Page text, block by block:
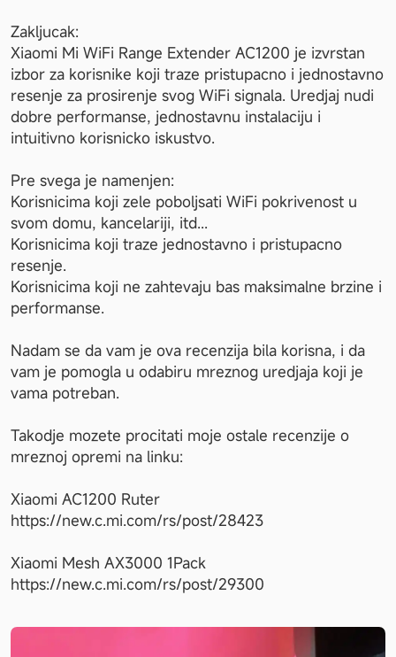
Zakljucak:
Xiaomi Mi WiFi Range Extender AC1200 je izvrstan
izbor za korisnike koji traze pristupacno i jednostavno
resenje za prosirenje svog WiFi signala. Uredjaj nudi
dobre performanse, jednostavnu instalaciju i
intuitivno korisnicko iskustvo.
Pre svega je namenjen:
Korisnicima koji zele poboljsati WiFi pokrivenost u
svom domu, kancelariji, itd...
Korisnicima koji traze jednostavno i pristupacno
resenje.
Korisnicima koji ne zahtevaju bas maksimalne brzine i
performanse.
Nadam se da vam je ova recenzija bila korisna, i da
vam je pomogla u odabiru mreznog uredjaja koji je
vama potreban.
Takodje mozete procitati moje ostale recenzije o
mreznoj opremi na linku:
Xiaomi AC1200 Ruter
https://new.c.mi.com/rs/post/28423
Xiaomi Mesh AX3000 1Pack
https://new.c.mi.com/rs/post/29300